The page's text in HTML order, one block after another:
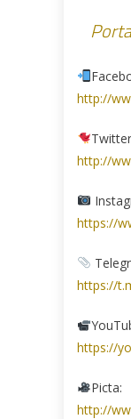
http://
http://
https://
https://
https://
Picta:
http://